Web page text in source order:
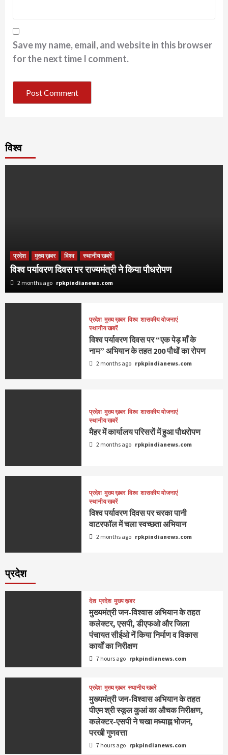
Save my name, email, and website in this browser
for the next time I comment.
विश्व
प्रदेश मुख्य ख़बर विश्व स्थानीय खबरें
विश्व पर्यावरण दिवस पर राज्यमंत्री ने किया पौधरोपण
2 months ago rpkpindianews.com
प्रदेश मुख्य ख़बर विश्व शासकीय योजनाएं
स्थानीय खबरें
विश्व पर्यावरण दिवस पर “एक पेड़ माँ के
नाम” अभियान के तहत 200 पौधों का रोपण
2 months ago rpkpindianews.com
प्रदेश मुख्य ख़बर विश्व शासकीय योजनाएं
स्थानीय खबरें
मैहर में कार्यालय परिसरों में हुआ पौधरोपण
2 months ago rpkpindianews.com
प्रदेश मुख्य ख़बर विश्व शासकीय योजनाएं
स्थानीय खबरें
विश्व पर्यावरण दिवस पर चरका पानी
वाटरफॉल में चला स्वच्छता अभियान
2 months ago rpkpindianews.com
प्रदेश
देश प्रदेश मुख्य ख़बर
मुख्यमंत्री जन-विश्वास अभियान के तहत
कलेक्टर, एसपी, डीएफओ और जिला
पंचायत सीईओ नें किया निर्माण व विकास
कार्यों का निरीक्षण
7 hours ago rpkpindianews.com
प्रदेश मुख्य ख़बर स्थानीय खबरें
मुख्यमंत्री जन-विश्वास अभियान के तहत
पीएम श्री स्कूल कुआं का औचक निरीक्षण,
कलेक्टर-एसपी ने चखा मध्याह्न भोजन,
परखी गुणवत्ता
7 hours ago rpkpindianews.com